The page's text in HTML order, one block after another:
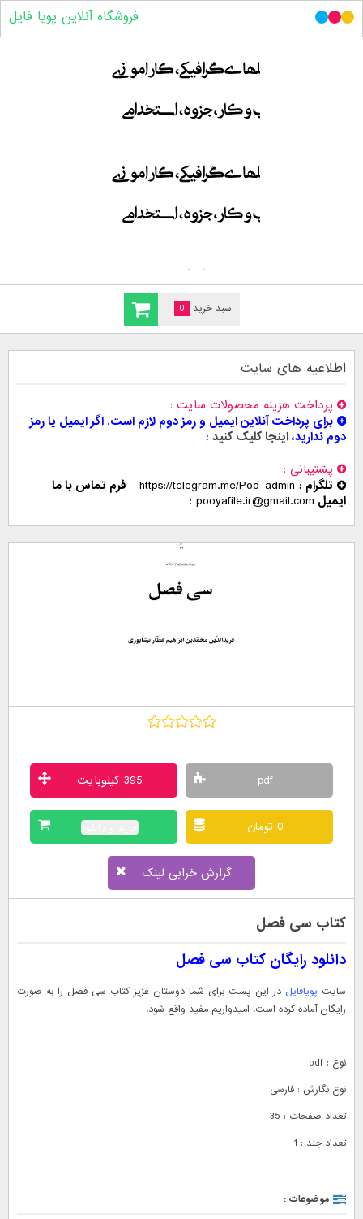
سبد خرید 0
فروشگاه آنلاین پویا فایل
اطلاعیه های سایت
پرداخت هزینه محصولات سایت
برای پرداخت آنلاین ایمیل و رمز دوم لازم است. اگر ایمیل یا رمز
دوم ندارید،اینجا کلیک کنید
پشتیبانی
تلگرام : https://telegram.me/Poo_admin
- فرم تماس با ما -
ایمیل pooyafile.ir@gmail.com
pdf 395 کیلوبایت
0 تومان خرید و دانلود
گزارش خرابی لینک
کتاب سی فصل
دانلود رایگان کتاب سی فصل
سایت پویافایل در این پست برای شما دوستان عزیز کتاب سی فصل را به صورت
رایگان آماده کرده است. امیدواریم مفید واقع شود.
نوع : pdf
نوع نگارش : فارسی
تعداد صفحات : 35
تعداد جلد : 1
موضوعات :